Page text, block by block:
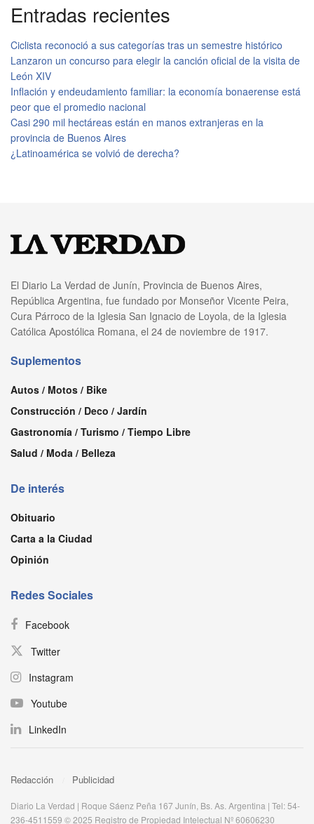
Entradas recientes
Ciclista reconoció a sus categorías tras un semestre histórico
Lanzaron un concurso para elegir la canción oficial de la visita de
León XIV
Inflación y endeudamiento familiar: la economía bonaerense está
peor que el promedio nacional
Casi 290 mil hectáreas están en manos extranjeras en la
provincia de Buenos Aires
¿Latinoamérica se volvió de derecha?
El Diario La Verdad de Junín, Provincia de Buenos Aires,
República Argentina, fue fundado por Monseñor Vicente Peira,
Cura Párroco de la Iglesia San Ignacio de Loyola, de la Iglesia
Católica Apostólica Romana, el 24 de noviembre de 1917.
Suplementos
Autos / Motos / Bike
Construcción / Deco / Jardín
Gastronomía / Turismo / Tiempo Libre
Salud / Moda / Belleza
De interés
Obituario
Carta a la Ciudad
Opinión
Redes Sociales
Facebook
Twitter
Instagram
Youtube
LinkedIn
Redacción Publicidad
Diario La Verdad | Roque Sáenz Peña 167 Junín, Bs. As. Argentina | Tel: 54-
236-4511559 © 2025 Registro de Propiedad Intelectual Nº 60606230